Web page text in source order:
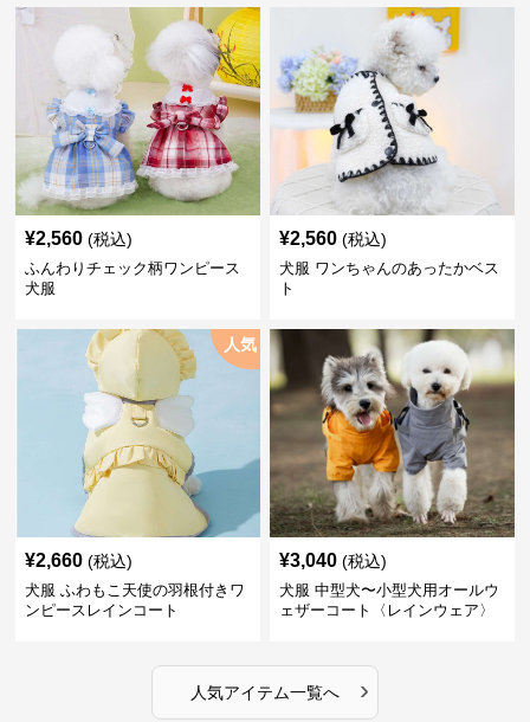
¥2,560 (税込)
ふんわりチェック柄ワンピース
犬服
¥2,560 (税込)
犬服 ワンちゃんのあったかベス
ト
人気
¥2,660 (税込)
犬服 ふわもこ天使の羽根付きワ
ンピースレインコート
¥3,040 (税込)
犬服 中型犬〜小型犬用オールウ
ェザーコート〈レインウェア〉
人気アイテム一覧へ ›